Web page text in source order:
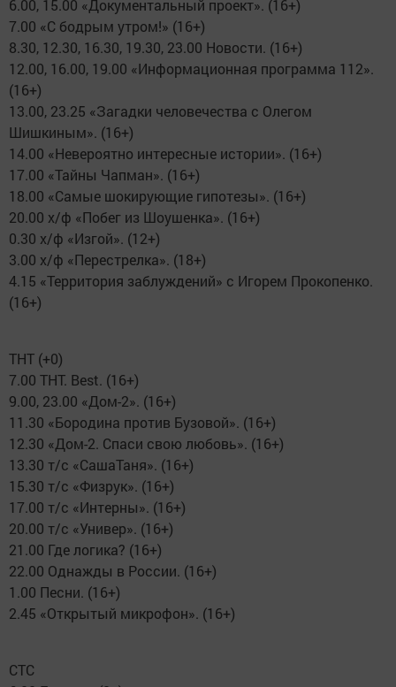
6.00, 15.00 «Документальный проект». (16+)
7.00 «С бодрым утром!» (16+)
8.30, 12.30, 16.30, 19.30, 23.00 Новости. (16+)
12.00, 16.00, 19.00 «Информационная программа 112».
(16+)
13.00, 23.25 «Загадки человечества с Олегом
Шишкиным». (16+)
14.00 «Невероятно интересные истории». (16+)
17.00 «Тайны Чапман». (16+)
18.00 «Самые шокирующие гипотезы». (16+)
20.00 х/ф «Побег из Шоушенка». (16+)
0.30 х/ф «Изгой». (12+)
3.00 х/ф «Перестрелка». (18+)
4.15 «Территория заблуждений» с Игорем Прокопенко.
(16+)
ТНТ (+0)
7.00 ТНТ. Best. (16+)
9.00, 23.00 «Дом-2». (16+)
11.30 «Бородина против Бузовой». (16+)
12.30 «Дом-2. Спаси свою любовь». (16+)
13.30 т/с «СашаТаня». (16+)
15.30 т/с «Физрук». (16+)
17.00 т/с «Интерны». (16+)
20.00 т/с «Универ». (16+)
21.00 Где логика? (16+)
22.00 Однажды в России. (16+)
1.00 Песни. (16+)
2.45 «Открытый микрофон». (16+)
СТС